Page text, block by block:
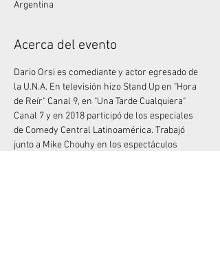
Argentina
Acerca del evento
Dario Orsi es comediante y actor egresado de
la U.N.A. En televisión hizo Stand Up en "Hora
de Reír" Canal 9, en "Una Tarde Cualquiera"
Canal 7 y en 2018 participó de los especiales
de Comedy Central Latinoamérica. Trabajó
junto a Mike Chouhy en los espectáculos